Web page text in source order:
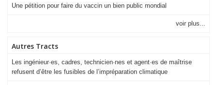
Une pétition pour faire du vaccin un bien public mondial
voir plus...
Autres Tracts
Les ingénieur·es, cadres, technicien·nes et agent·es de maîtrise
refusent d’être les fusibles de l’impréparation climatique